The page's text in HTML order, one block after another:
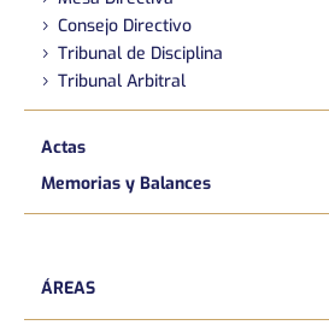
Consejo Directivo
Tribunal de Disciplina
Tribunal Arbitral
Actas
Memorias y Balances
ÁREAS